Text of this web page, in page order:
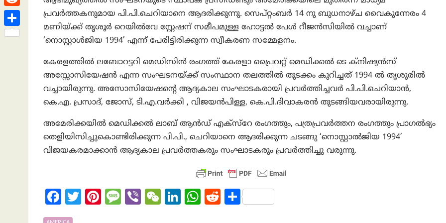
പ്രവര്‍ത്തകനുമായ പി.പി.ചെറിയാനെ ആദരിക്കുന്നു. സെപ്റ്റംബര്‍ 14 നു ബുധനാഴ്ച വൈകുന്നേരം 4
മണിയ്ക്ക് തൃശൂര്‍ റെയില്‍വേ സ്റ്റേഷന് സമീപമുള്ള ഹോട്ടല്‍ പേള്‍ റീജന്‍സിയില്‍ വച്ചാണ്
‘നൊസ്റ്റാള്‍ജിയ 1994’ എന്ന് പേരിട്ടിരിക്കുന്ന സ്വീകരണ സമ്മേളനം.
കേരളത്തില്‍ ലബോറട്ടറി മെഡിസിന്‍ രംഗത്ത് കേരളാ പ്രൈവറ്റ് മെഡിക്കല്‍ ടെ ക്‌നിഷ്യന്‍സ്
അസ്സോസിയേഷന്‍ എന്ന സംഘടനയ്ക്ക് സംസ്ഥാന തലത്തില്‍ തുടക്കം കുറിച്ചത് 1994 ല്‍ തൃശൂരില്‍
വച്ചായിരുന്നു. അസോസിയേഷന്റെ ആദ്യകാല സംഘാടകരായി പ്രവര്‍ത്തിച്ചവര്‍ പി.പി.ചെറിയാന്‍,
കെ.എ. പ്രസാദ്, ജോസ്, ടി.എ.വര്‍ക്കി , വിജയന്‍പിള്ള, കെ.പി.ദിവാകരന്‍ തുടങ്ങിയവരായിരുന്നു.
അമേരിക്കയില്‍ മെഡിക്കല്‍ ലാബ് ആന്‍ഡ് എക്‌സ്‌റേ രംഗത്തും, പത്രപ്രവര്‍ത്തന രംഗത്തും പ്രാഗല്‍ഭ്യം
തെളിയിസിച്ചുകൊണ്ടിരിക്കുന്ന പി.പി., ചെറിയാനെ ആദരിക്കുന്ന ചടങ്ങു ‘നൊസ്റ്റാല്‍ജിയ 1994’
വിജയകരമാക്കാന്‍ ആദ്യകാല പ്രവര്‍ത്തകരും സംഘാടകരും പ്രവര്‍ത്തിച്ചു വരുന്നു.
Fa
ce
T
Pi M Vi W Li W R S
s
e
t
n
k
e
h
a
R
e
S